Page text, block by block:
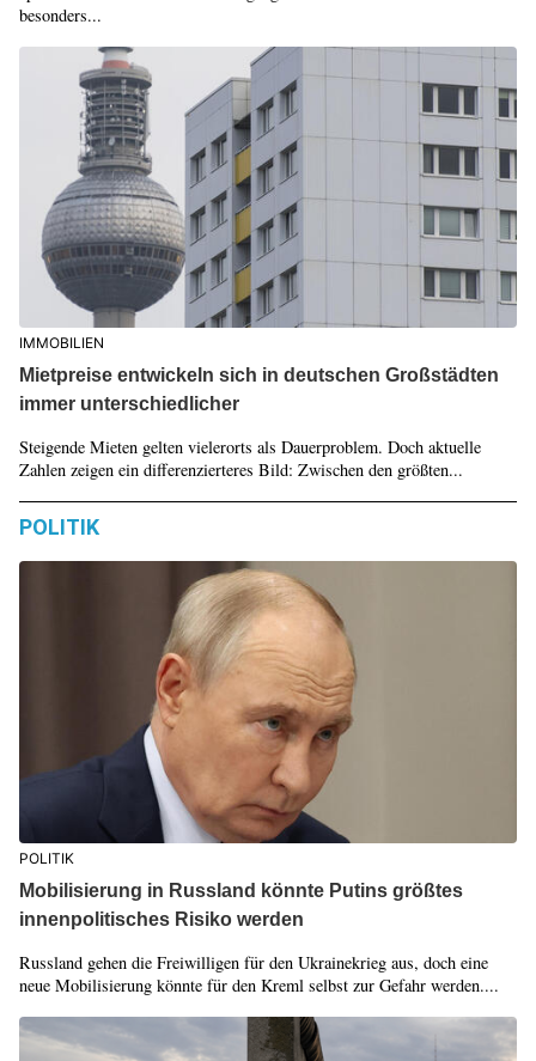
besonders...
IMMOBILIEN
Mietpreise entwickeln sich in deutschen Großstädten
immer unterschiedlicher
Steigende Mieten gelten vielerorts als Dauerproblem. Doch aktuelle
Zahlen zeigen ein differenzierteres Bild: Zwischen den größten...
POLITIK
POLITIK
Mobilisierung in Russland könnte Putins größtes
innenpolitisches Risiko werden
Russland gehen die Freiwilligen für den Ukrainekrieg aus, doch eine
neue Mobilisierung könnte für den Kreml selbst zur Gefahr werden....